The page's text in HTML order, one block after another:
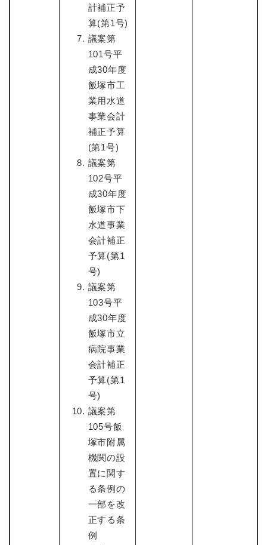
計補正予
算(第1号)
議案第
101号平
成30年度
飯塚市工
業用水道
事業会計
補正予算
(第1号)
議案第
102号平
成30年度
飯塚市下
水道事業
会計補正
予算(第1
号)
議案第
103号平
成30年度
飯塚市立
病院事業
会計補正
予算(第1
号)
議案第
105号飯
塚市附属
機関の設
置に関す
る条例の
一部を改
正する条
例